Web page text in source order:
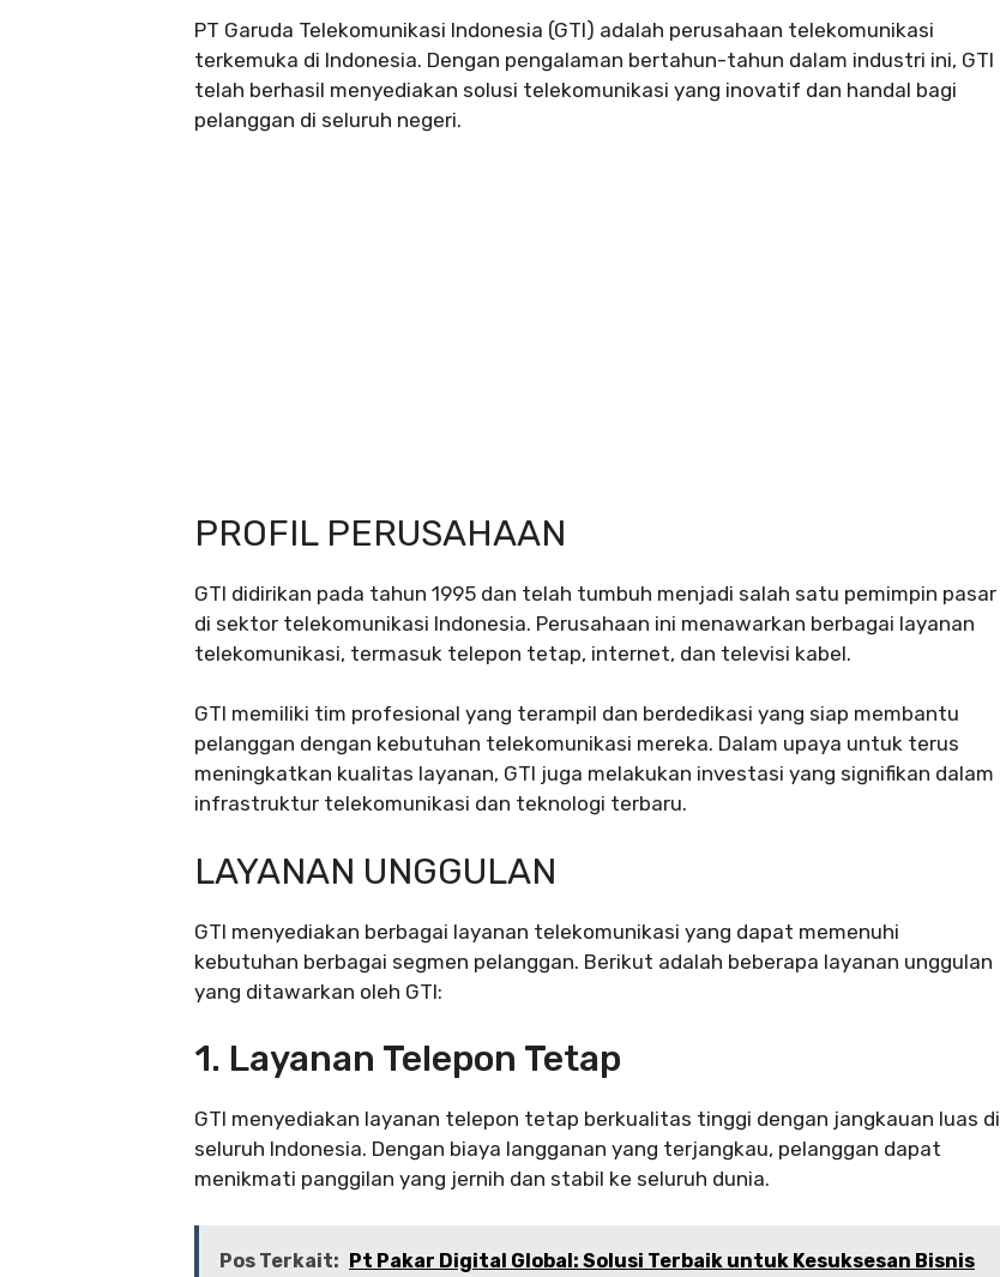
PT Garuda Telekomunikasi Indonesia (GTI) adalah perusahaan telekomunikasi
terkemuka di Indonesia. Dengan pengalaman bertahun-tahun dalam industri ini, GTI
telah berhasil menyediakan solusi telekomunikasi yang inovatif dan handal bagi
pelanggan di seluruh negeri.
PROFIL PERUSAHAAN
GTI didirikan pada tahun 1995 dan telah tumbuh menjadi salah satu pemimpin pasar
di sektor telekomunikasi Indonesia. Perusahaan ini menawarkan berbagai layanan
telekomunikasi, termasuk telepon tetap, internet, dan televisi kabel.
GTI memiliki tim profesional yang terampil dan berdedikasi yang siap membantu
pelanggan dengan kebutuhan telekomunikasi mereka. Dalam upaya untuk terus
meningkatkan kualitas layanan, GTI juga melakukan investasi yang signifikan dalam
infrastruktur telekomunikasi dan teknologi terbaru.
LAYANAN UNGGULAN
GTI menyediakan berbagai layanan telekomunikasi yang dapat memenuhi
kebutuhan berbagai segmen pelanggan. Berikut adalah beberapa layanan unggulan
yang ditawarkan oleh GTI:
1. Layanan Telepon Tetap
GTI menyediakan layanan telepon tetap berkualitas tinggi dengan jangkauan luas di
seluruh Indonesia. Dengan biaya langganan yang terjangkau, pelanggan dapat
menikmati panggilan yang jernih dan stabil ke seluruh dunia.
Pos Terkait: Pt Pakar Digital Global: Solusi Terbaik untuk Kesuksesan Bisnis